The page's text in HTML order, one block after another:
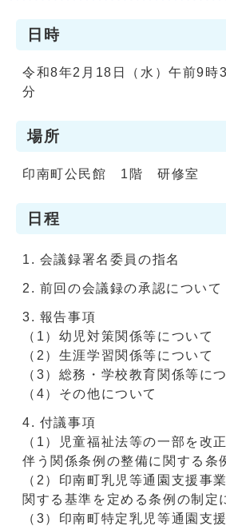
日時
令和8年2月18日（水）午前9時
分
場所
印南町公民館 1階 研修室
日程
会議録署名委員の指名
前回の会議録の承認について
報告事項
（1）幼児対策関係等について
（2）生涯学習関係等について
（3）総務・学校教育関係等に
（4）その他について
付議事項
（1）児童福祉法等の一部を改
伴う関係条例の整備に関する条
（2）印南町乳児等通園支援事
関する基準を定める条例の制定
（3）印南町特定乳児等通園支